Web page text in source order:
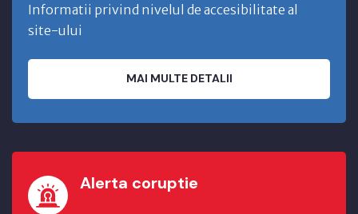
Informatii privind nivelul de accesibilitate al
site-ului
MAI MULTE DETALII
Alerta coruptie